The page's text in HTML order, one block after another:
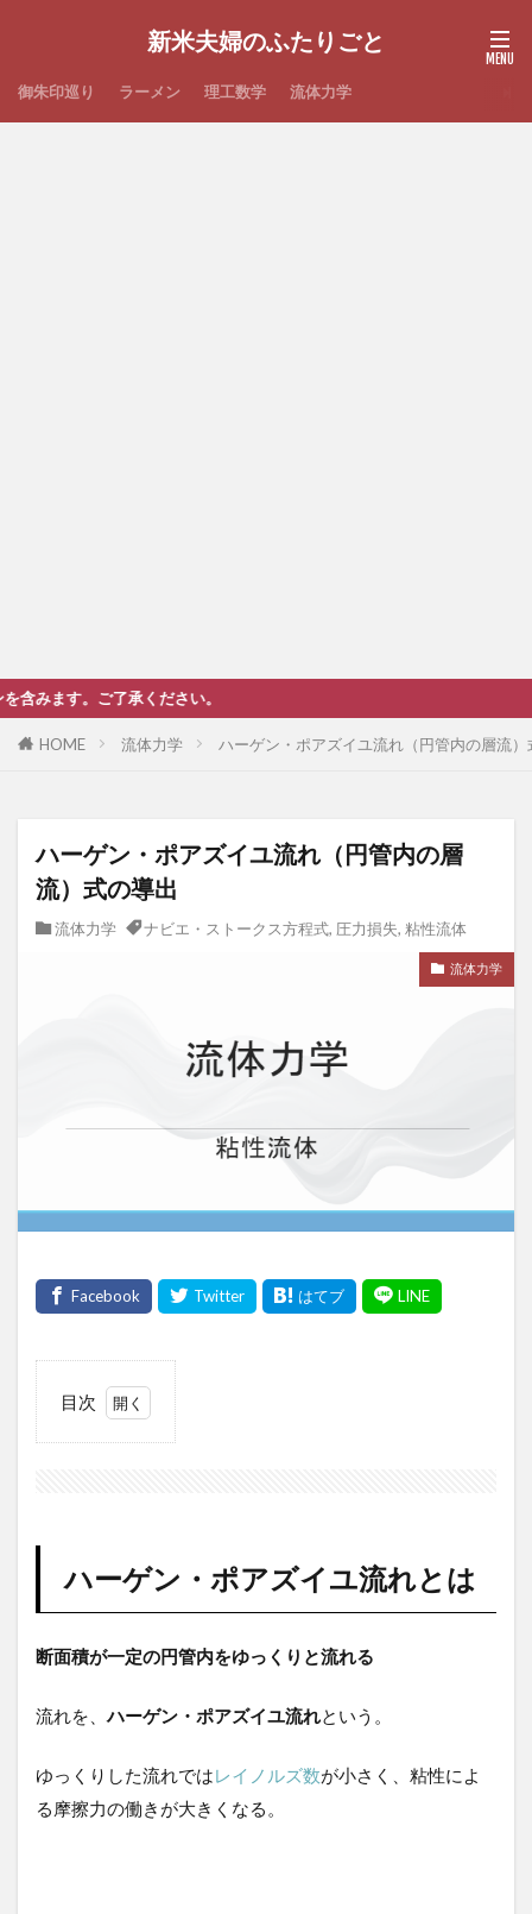
新米夫婦のふたりごと
御朱印巡り ラーメン 理工数学 流体力学
了承ください。
HOME 流体力学 ハーゲン・ポアズイユ流れ（円管内の層流）
ハーゲン・ポアズイユ流れ（円管内の層
流）式の導出
流体力学 ナビエ・ストークス方程式, 圧力損失, 粘性流体
流体力学
目次
ユ流
れと
は
2
スト
ス方
の解
ハーゲン・ポアズイユ流れとは
断面積が一定の円管内をゆっくりと流れる
流れを、ハーゲン・ポアズイユ流れという。
ゆっくりした流れではレイノルズ数が小さく、粘性によ
る摩擦力の働きが大きくなる。